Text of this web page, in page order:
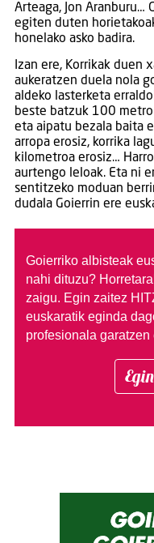
Arteaga, Jon Aranburu…
egiten duten
honelako asko badira.
Izan ere, Korrikak duen
aukeratzen duela nola
aldeko lasterketa
beste batzuk 100
eta aipatu bezala baita
arropa erosiz, korrika
kilometroa erosiz…
aurtengo leloak. Eta ni
sentitzeko moduan
dudala Goierrin ere
Goierriko albisteak
nahi dituzu?
zaigu. Egin zaitez
euskaratik eginda
profesionala